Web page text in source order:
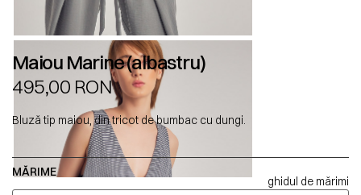
Maiou Marine (albastru)
495,00 RON
Bluză tip maiou, din tricot de bumbac cu dungi.
MĂRIME
ghidul de mărimi